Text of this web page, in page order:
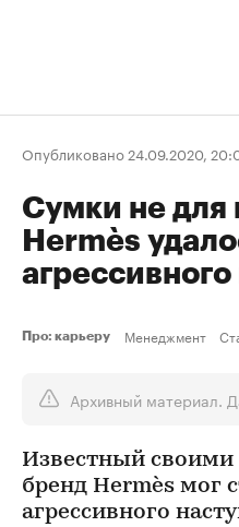
Опубликовано 24.09.2020,
Сумки не для
Hermès
Про: карьеру Менеджмент
Архивный материал.
Известный
бренд Hermès мог
агрессивного